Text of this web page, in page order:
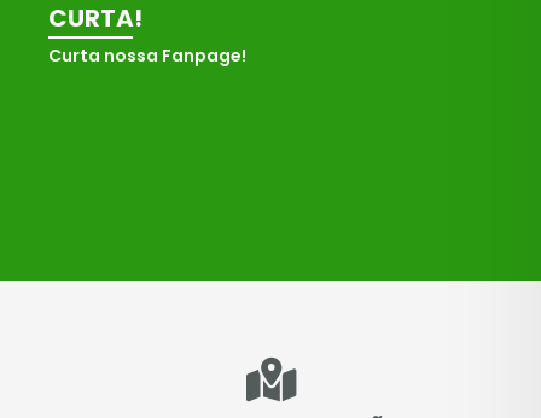
CURTA!
Curta nossa Fanpage!